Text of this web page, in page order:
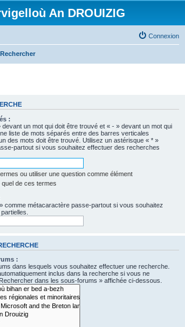
An DROUIZIG
Connexion
Rechercher
:
un mot qui doit être trouvé et « - » devant un mot qui
liste de mots séparés entre des barres verticales
des mots doit être trouvé. Utilisez un astérisque « * »
partout si vous souhaitez effectuer des recherches
ou utiliser une question comme élément
quel de ces termes
comme métacaractère passe-partout si vous souhaitez
:
dans lesquels vous souhaitez effectuer une recherche.
inclus dans la recherche si vous ne
dans les sous-forums » affichée ci-dessous.